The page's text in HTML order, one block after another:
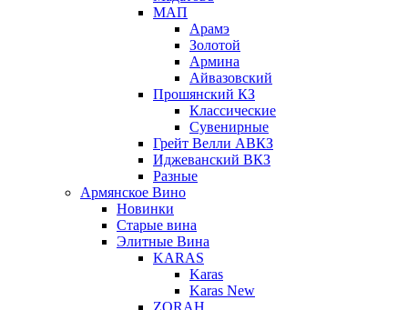
МАП
Арамэ
Золотой
Армина
Айвазовский
Прошянский КЗ
Классические
Сувенирные
Грейт Велли АВКЗ
Иджеванский ВКЗ
Разные
Армянское Вино
Новинки
Старые вина
Элитные Вина
KARAS
Karas
Karas New
ZORAH